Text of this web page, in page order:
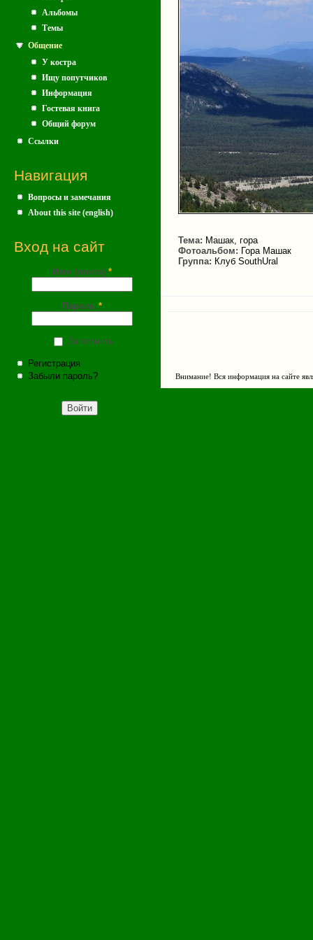
Альбомы
Темы
Общение
У костра
Ищу попутчиков
Информация
Гостевая книга
Общий форум
Ссылки
Навигация
Вопросы и замечания
About this site (english)
Вход на сайт
Имя (почта) *
Пароль *
Запомнить
Регистрация
Забыли пароль?
Тема: Машак, гора
Фотоальбом: Гора Машак
Группа: Клуб SouthUral
Внимание! Вся информация на сайте